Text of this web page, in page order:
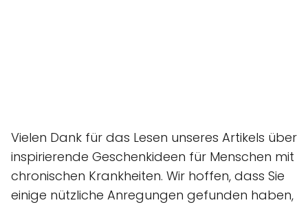
Vielen Dank für das Lesen unseres Artikels über
inspirierende Geschenkideen für Menschen mit
chronischen Krankheiten. Wir hoffen, dass Sie
einige nützliche Anregungen gefunden haben,